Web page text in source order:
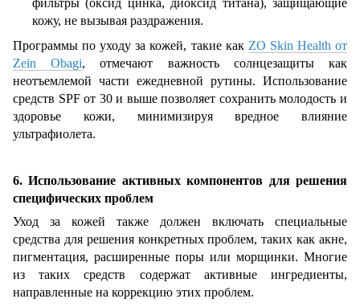
фильтры (оксид цинка, диоксид титана), защищающие
кожу, не вызывая раздражения.
Программы по уходу за кожей, такие как ZO Skin Health от
Zein Obagi, отмечают важность солнцезащиты как
неотъемлемой части ежедневной рутины. Использование
средств SPF от 30 и выше позволяет сохранить молодость и
здоровье кожи, минимизируя вредное влияние
ультрафиолета.
6. Использование активных компонентов для решения
специфических проблем
Уход за кожей также должен включать специальные
средства для решения конкретных проблем, таких как акне,
пигментация, расширенные поры или морщинки. Многие
из таких средств содержат активные ингредиенты,
направленные на коррекцию этих проблем.